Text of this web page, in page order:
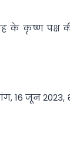
के कृष्ण पक्ष
16 जून 2023,